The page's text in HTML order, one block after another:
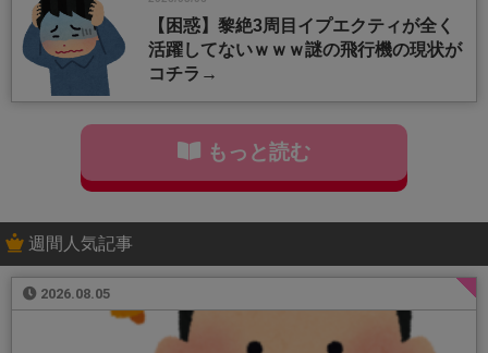
【困惑】黎絶3周目イプエクティが全く
活躍してないｗｗｗ謎の飛行機の現状が
コチラ→
もっと読む
週間人気記事
2026.08.05